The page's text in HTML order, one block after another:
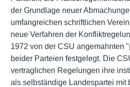
der Grundlage neuer
umfangreichen schriftlichen
neue Verfahren der
1972 von der CSU angemahnten
beider Parteien festgelegt. Die
vertraglichen Regelungen ihre
als selbständige Landespartei mit